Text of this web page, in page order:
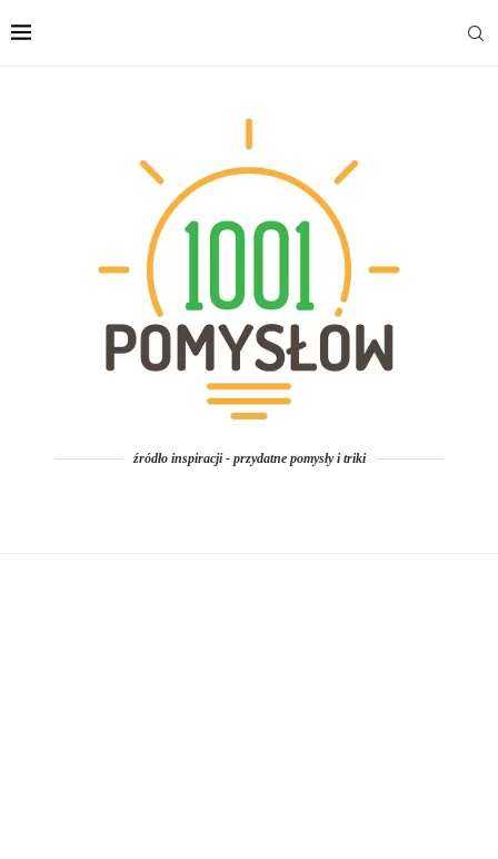
źródło inspiracji - przydatne pomysły i triki